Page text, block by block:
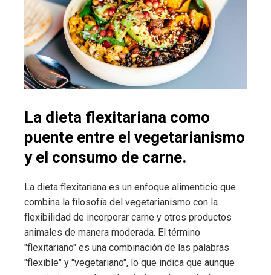
La dieta flexitariana como
puente entre el vegetarianismo
y el consumo de carne.
La dieta flexitariana es un enfoque alimenticio que
combina la filosofía del vegetarianismo con la
flexibilidad de incorporar carne y otros productos
animales de manera moderada. El término
"flexitariano" es una combinación de las palabras
"flexible" y "vegetariano", lo que indica que aunque